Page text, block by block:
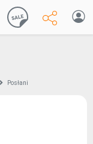
Posłani